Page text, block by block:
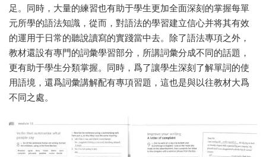
足。同時，大量的練習也有助于學生更加全面深刻的掌握每單
元所學的語法知識，從而，對語法的學習建立信心并将其有效
的運用于日常的聽說讀寫的實踐當中去。除了語法專項之外，
教材還設有專門的詞彙學習部分，所講詞彙分成不同的話題，
更有助于學生分類掌握。同時，爲了讓學生深刻了解單詞的使
用語境，還爲詞彙講解配有專項習題，這也是與以往教材大爲
不同之處。